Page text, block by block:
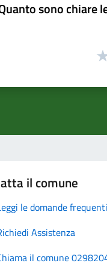
sono chiare
il comune
le domande frequenti
Assistenza
il comune